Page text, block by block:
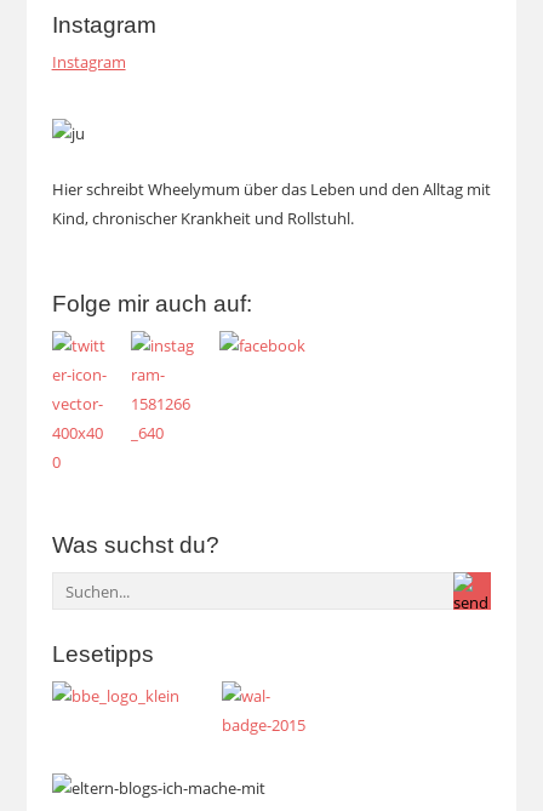
Instagram
Instagram
Hier schreibt Wheelymum über das Leben und den Alltag mit
Kind, chronischer Krankheit und Rollstuhl.
Folge mir auch auf:
Was suchst du?
Lesetipps